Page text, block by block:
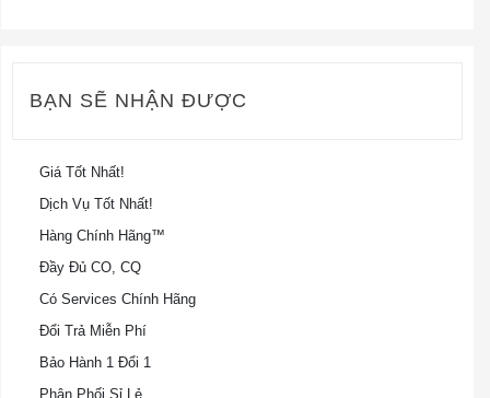
BẠN SẼ NHẬN ĐƯỢC
Giá Tốt Nhất!
Dịch Vụ Tốt Nhất!
Hàng Chính Hãng™
Đầy Đủ CO, CQ
Có Services Chính Hãng
Đổi Trả Miễn Phí
Bảo Hành 1 Đổi 1
Phân Phối Sỉ Lẻ